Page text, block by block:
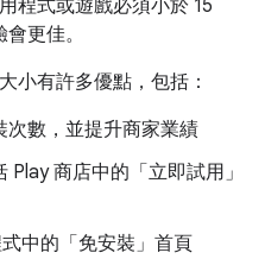
程式或遊戲必須小於 15
更佳。
小有許多優點，包括：
次數，並提升商家業績
商店中的「立即試用」
中的「免安裝」首頁